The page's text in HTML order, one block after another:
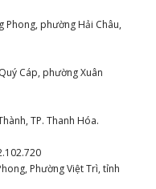
Phong, phường Hải Châu,
Cáp, phường Xuân
TP. Thanh Hóa.
Phường Việt Trì, tỉnh